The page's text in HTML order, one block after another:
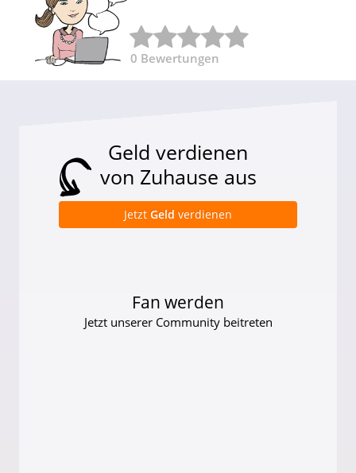
0 Bewertungen
Geld verdienen
von Zuhause aus
Jetzt Geld verdienen
Fan werden
Jetzt unserer Community beitreten